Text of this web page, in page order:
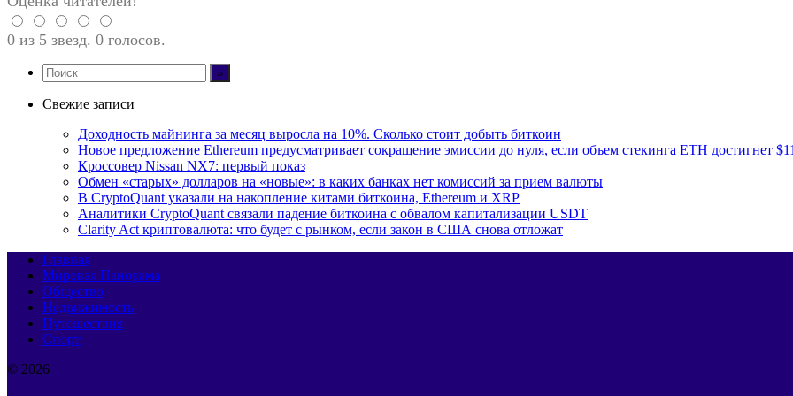
0 из 5 звезд. 0 голосов.
Свежие записи
Доходность майнинга за месяц выросла на 10%. Сколько стоит добыть биткоин
Новое предложение Ethereum предусматривает сокращение эмиссии до нуля, если объем стекинга ETH достигнет
Кроссовер Nissan NX7: первый показ
Обмен «старых» долларов на «новые»: в каких банках нет комиссий за прием валюты
В CryptoQuant указали на накопление китами биткоина, Ethereum и XRP
Аналитики CryptoQuant связали падение биткоина с обвалом капитализации USDT
Clarity Act криптовалюта: что будет с рынком, если закон в США снова отложат
Главная
Мировая Панорама
Общество
Недвижимость
Путешествия
Спорт
© 2026